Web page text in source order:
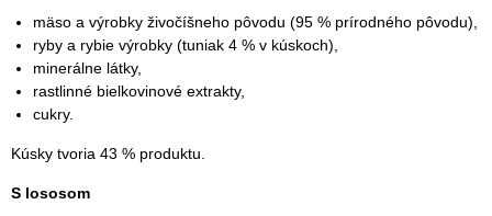
mäso a výrobky živočíšneho pôvodu (95 % prírodného pôvodu),
ryby a rybie výrobky (tuniak 4 % v kúskoch),
minerálne látky,
rastlinné bielkovinové extrakty,
cukry.
Kúsky tvoria 43 % produktu.
S lososom